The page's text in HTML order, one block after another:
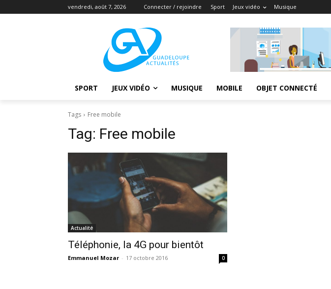
vendredi, août 7, 2026 Connecter / rejoindre Sport Jeux vidéo Musique
SPORT JEUX VIDÉO MUSIQUE MOBILE OBJET CONNECTÉ
Tags Free mobile
Tag: Free mobile
Actualité
Téléphonie, la 4G pour bientôt
Emmanuel Mozar - 17 octobre 2016 0